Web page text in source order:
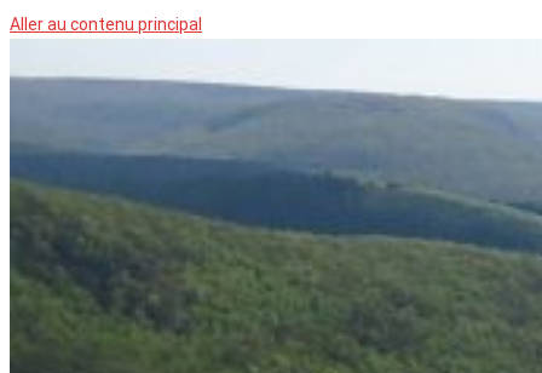
Aller au contenu principal